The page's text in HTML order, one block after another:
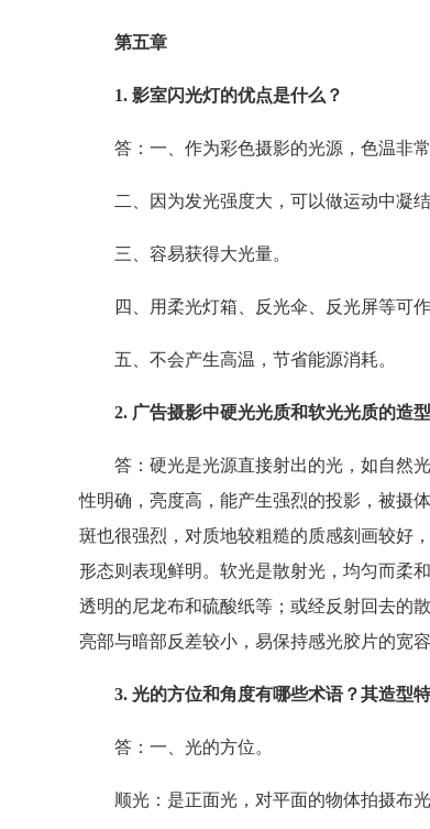
第五章
1. 影室闪光灯的优点是什么？
答：一、作为彩色摄影的光源，色温非常
二、因为发光强度大，可以做运动中凝结
三、容易获得大光量。
四、用柔光灯箱、反光伞、反光屏等可作
五、不会产生高温，节省能源消耗。
2. 广告摄影中硬光光质和软光光质的造
答：硬光是光源直接射出的光，如自然光
性明确，亮度高，能产生强烈的投影，被摄
斑也很强烈，对质地较粗糙的质感刻画较好
形态则表现鲜明。软光是散射光，均匀而柔
透明的尼龙布和硫酸纸等；或经反射回去的
亮部与暗部反差较小，易保持感光胶片的宽容
3. 光的方位和角度有哪些术语？其造型
答：一、光的方位。
顺光：是正面光，对平面的物体拍摄布光